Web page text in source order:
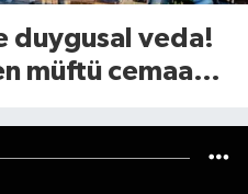
duygusal veda!
müftü cemaate